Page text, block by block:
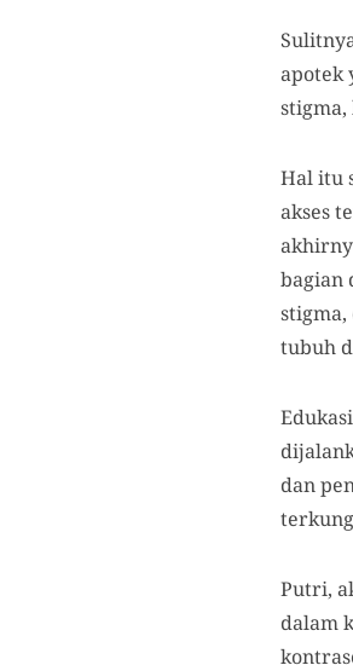
apotek
Hal itu
akses
bagian
tubuh
dan
Putri,
dalam